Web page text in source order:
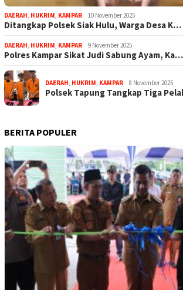
DAERAH, HUKRIM, KAMPAR 10 November 2025
Ditangkap Polsek Siak Hulu, Warga Desa K…
DAERAH, HUKRIM, KAMPAR 9 November 2025
Polres Kampar Sikat Judi Sabung Ayam, Ka…
DAERAH, HUKRIM, KAMPAR 8 November 2025
Polsek Tapung Tangkap Tiga
BERITA POPULER